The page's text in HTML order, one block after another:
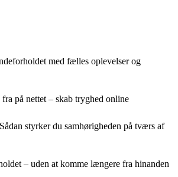
med fælles oplevelser og
på nettet – skab tryghed online
styrker du samhørigheden på tværs af
– uden at komme længere fra hinanden